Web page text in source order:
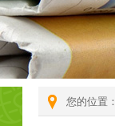
您的位置：